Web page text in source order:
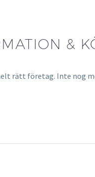
&
rätt företag. Inte nog